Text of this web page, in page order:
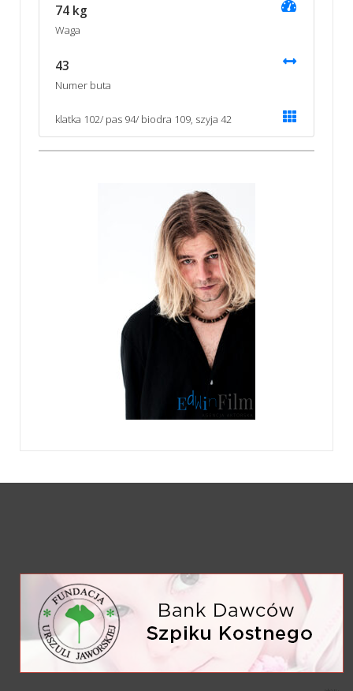
74 kg
Waga
43
Numer buta
klatka 102/ pas 94/ biodra 109, szyja 42